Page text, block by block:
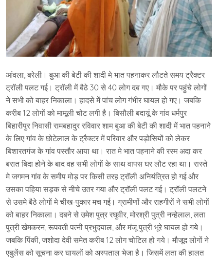
आंवला, बरेली। बुआ की बेटी की शादी मे भात पहनाकर लौटते समय ट्रैक्टर
ट्रॉली पलट गई। ट्रॉली में बैठे 30 से 40 लोग दब गए। मौके पर पहुंचे लोगों
ने सभी को बाहर निकाला। हादसे में पांच लोग गंभीर घायल हो गए। जबकि
करीब 12 लोगों को मामूली चोट लगी है। बिसौली बदायूं के गांव धर्मपुर
बिहारीपुर निवासी रामबहादुर रविवार शाम बुआ की बेटी की शादी में भात पहनाने
के लिए गांव के छोटेलाल के ट्रैक्टर में परिवार और पड़ोसियों को लेकर
बिशारतगंज के गांव पस्तौर आया था। रात मे भात पहनाने की रस्म अदा कर
बरात बिदा होने के बाद वह सभी लोगों के साथ वापस घर लौट रहा था। रास्ते
मे जगमन गांव के समीप मोड़ पर किसी तरह ट्रॉली अनियंत्रित हो गई और
उसका पहिया सड़क से नीचे उतर गया और ट्रॉली पलट गई। ट्रॉली पलटने
से उसमे बैठे लोगों मे चीख-पुकार मच गई। ग्रामीणों और राहगीरों ने सभी लोगों
को बाहर निकाला। दबने से उमेश पुत्र रघुवीर, मोरश्री पुत्री नन्हेलाल, लता
पुत्री खेमकरन, रूपवती पत्नी प्रभुदयाल, और मंजू पुत्री भूरे घायल हो गये।
जबकि पिंकी, जशोदा देवी समेत करीब 12 लोग चोटिल हो गये। मौजूद लोगों ने
एबुलेंस को सूचना कर घायलों को अस्पताल भेजा है। जिसमें लता की हालत